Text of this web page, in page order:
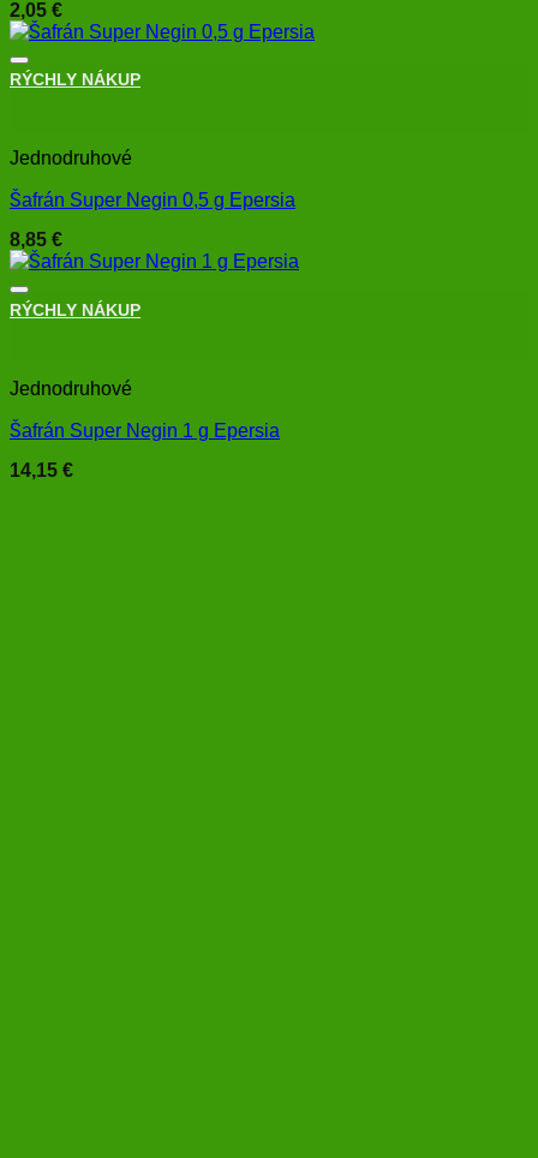
2,05 €
+
RÝCHLY NÁKUP
Jednodruhové
Šafrán Super Negin 0,5 g Epersia
8,85 €
+
RÝCHLY NÁKUP
Jednodruhové
Šafrán Super Negin 1 g Epersia
14,15 €